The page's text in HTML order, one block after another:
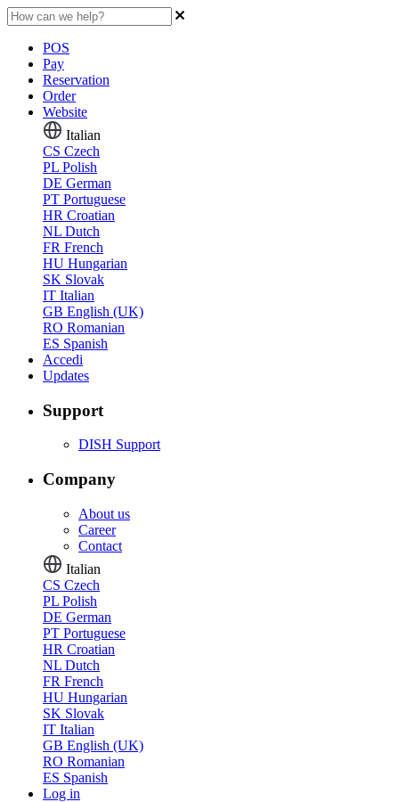
POS
Pay
Reservation
Order
Website
Italian
CS Czech
PL Polish
DE German
PT Portuguese
HR Croatian
NL Dutch
FR French
HU Hungarian
SK Slovak
IT Italian
GB English (UK)
RO Romanian
ES Spanish
Accedi
Updates
Support
DISH Support
Company
About us
Career
Contact
Italian
CS Czech
PL Polish
DE German
PT Portuguese
HR Croatian
NL Dutch
FR French
HU Hungarian
SK Slovak
IT Italian
GB English (UK)
RO Romanian
ES Spanish
Log in